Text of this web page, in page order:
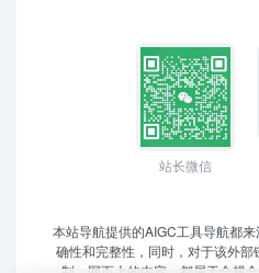
站长微信
本站导航提供的AIGC工具导航都
确性和完整性，同时，对于该外